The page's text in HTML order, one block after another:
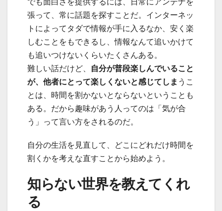
でも面白さを提供するには、日常にアンテナを
張って、常に話題を探すことだ。インターネッ
トによってタダで情報が手に入るなか、安く楽
しむことをもできるし、情報なんて追いかけて
も追いつけないくらいたくさんある。
難しい話だけど、
自分が普段楽しんでいること
が、他者にとって楽しくないと感じてしま うこ
とは、時間を割かないとならないということも
ある。だから趣味があう人ってのは「気が合
う」って言い方をされるのだ。
自分の生活を見直して、どこにどれだけ時間を
割くかを考えな直すことから始めよう。
知らない世界を教えてくれ
る